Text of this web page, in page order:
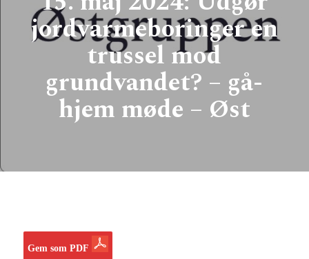
jordvarmeboringer en
trussel mod
grundvandet? – gå-
hjem møde – Øst
Gem som PDF